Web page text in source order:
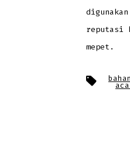
reputasi
mepet.
Tags